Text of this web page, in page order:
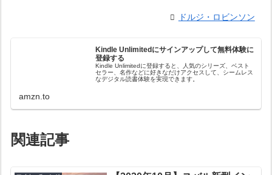
ドルジ・ロビンソン
Kindle Unlimitedにサインアップして無料体験に
登録する
Kindle Unlimitedに登録すると、人気のシリーズ、ベスト
セラー、名作などに好きなだけアクセスして、シームレス
なデジタル読書体験を実現できます。
amzn.to
関連記事